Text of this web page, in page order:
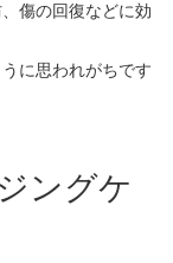
傷の回復などに効
に思われがちです
ングケ